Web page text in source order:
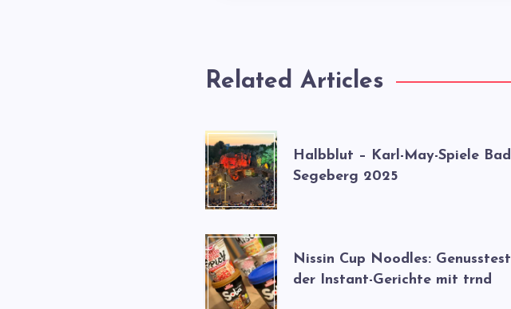
Related Articles
Halbblut – Karl-May-Spiele Bad
Segeberg 2025
Nissin Cup Noodles: Genusstest
der Instant-Gerichte mit trnd